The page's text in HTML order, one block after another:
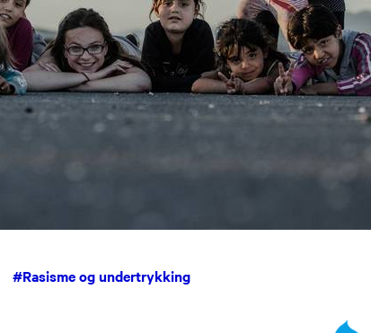
#Rasisme og undertrykking